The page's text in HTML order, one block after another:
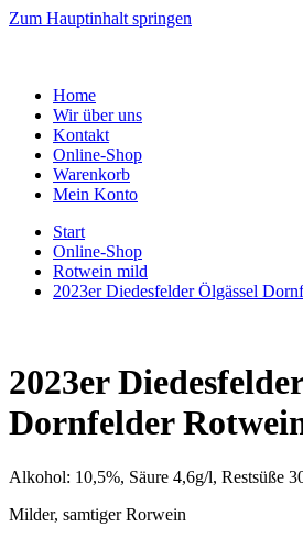
Zum Hauptinhalt springen
Home
Wir über uns
Kontakt
Online-Shop
Warenkorb
Mein Konto
Start
Online-Shop
Rotwein mild
2023er Diedesfelder Ölgässel
2023er
Dornfelder
Alkohol: 10,5%, Säure 4,6g/l, Restsüße
Milder, samtiger Rorwein